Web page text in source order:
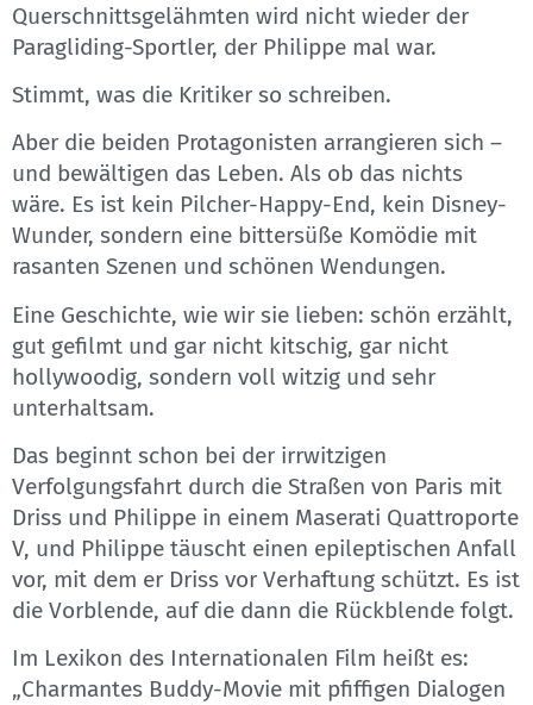
Querschnittsgelähmten wird nicht wieder der
Paragliding-Sportler, der Philippe mal war.
Stimmt, was die Kritiker so schreiben.
Aber die beiden Protagonisten arrangieren sich –
und bewältigen das Leben. Als ob das nichts
wäre. Es ist kein Pilcher-Happy-End, kein Disney-
Wunder, sondern eine bittersüße Komödie mit
rasanten Szenen und schönen Wendungen.
Eine Geschichte, wie wir sie lieben: schön erzählt,
gut gefilmt und gar nicht kitschig, gar nicht
hollywoodig, sondern voll witzig und sehr
unterhaltsam.
Das beginnt schon bei der irrwitzigen
Verfolgungsfahrt durch die Straßen von Paris mit
Driss und Philippe in einem Maserati Quattroporte
V, und Philippe täuscht einen epileptischen Anfall
vor, mit dem er Driss vor Verhaftung schützt. Es ist
die Vorblende, auf die dann die Rückblende folgt.
Im Lexikon des Internationalen Film heißt es:
„Charmantes Buddy-Movie mit pfiffigen Dialogen